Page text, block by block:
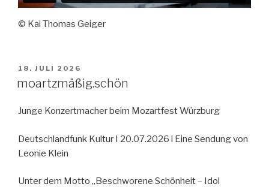
© Kai Thomas Geiger
VERÖFFENTLICHT
18. JULI 2026
moartzmäßig.schön
Junge Konzertmacher beim Mozartfest Würzburg
Deutschlandfunk Kultur I 20.07.2026 l Eine Sendung von
Leonie Klein
Unter dem Motto „Beschworene Schönheit – Idol